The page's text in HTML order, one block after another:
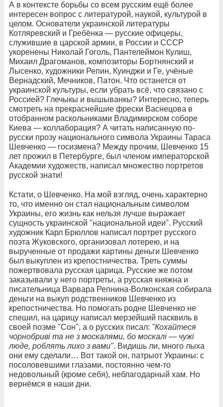
А в контексте борьбы со всем русским ещё более
интересен вопрос с литературой, наукой, культурой в
целом. Основатели украинской литературы
Котляревский и Гребёнка — русские офицеры,
служившие в царской армии, в России и СССР
укоренены Николай Гоголь, Пантелеймон Кулиш,
Михаил Драгоманов, композиторы Бортнянский и
Лысенко, художники Репин, Куинджи и Ге, учёные
Вернадский, Мечников, Патон. Что останется от
украинской культуры, если убрать всё, что связано с
Россией? Глечыкы и вышыванкы? Интересно, теперь
смотреть на прекраснейшие фрески Васнецова в
отобранном раскольниками Владимирском соборе
Киева — коллаборация? А читать написанную по-
русски прозу национального символа Украины Тараса
Шевченко — госизмена? Между прочим, Шевченко 15
лет прожил в Петербурге, был членом императорской
Академии художеств, написал множество портретов
русской знати!
Кстати, о Шевченко. На мой взгляд, очень характерно
то, что именно он стал национальным символом
Украины, его жизнь как нельзя лучше выражает
сущность украинской "национальной идеи". Русский
художник Карл Брюллов написал портрет русского
поэта Жуковского, организовал лотерею, и на
вырученные от продажи картины деньги Шевченко
был выкуплен из крепостничества. Треть суммы
пожертвовала русская царица. Русские же потом
заказывали у него портреты, а русская княжна и
писательница Варвара Репнина-Волконская собирала
деньги на выкуп родственников Шевченко из
крепостничества. Но помогать родне Шевченко не
спешил, на царицу написал мерзейший пасквиль в
своей поэме "Сон", а о русских писал: "Кохайтеся
чорнобриві та не з москалями, бо москалі — чужі
люде, роблять лихо з вами". Видишь ли, много лыха
они ему сделали… Вот такой он, патрыот Украины: с
посоловевшими глазами, постоянно чем-то
недовольный (кроме себя), неблагодарный хам. Но
вернёмся в наши дни.